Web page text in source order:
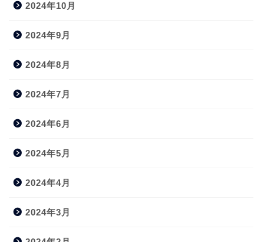
2024年10月
2024年9月
2024年8月
2024年7月
2024年6月
2024年5月
2024年4月
2024年3月